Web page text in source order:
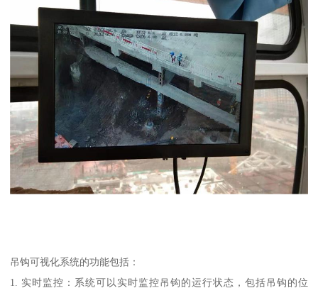
吊钩可视化系统的功能包括：
1. 实时监控：系统可以实时监控吊钩的运行状态，包括吊钩的位